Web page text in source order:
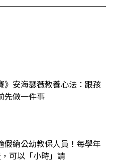
》安海瑟薇教養心法：跟孩
先做一件事
假納公幼教保人員！每學年
可以「小時」請